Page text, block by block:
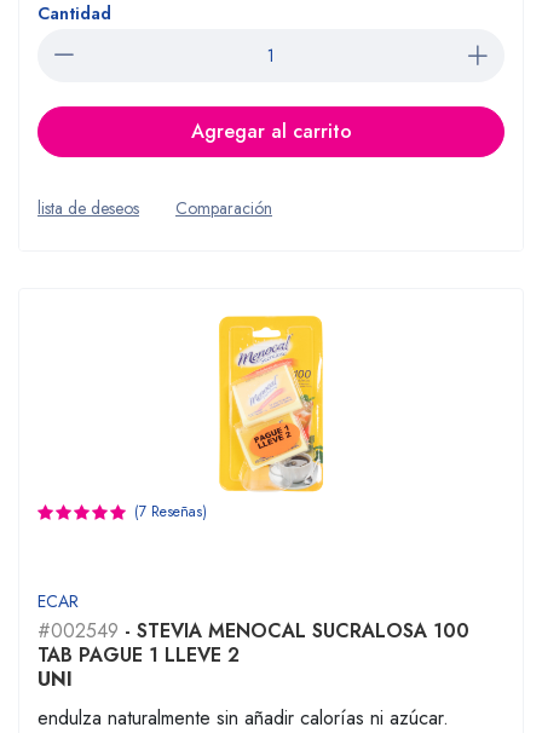
Cantidad
Agregar al carrito
lista de deseos Comparación
(7 Reseñas)
ECAR
#002549 - STEVIA MENOCAL SUCRALOSA 100
TAB PAGUE 1 LLEVE 2
UNI
endulza naturalmente sin añadir calorías ni azúcar.